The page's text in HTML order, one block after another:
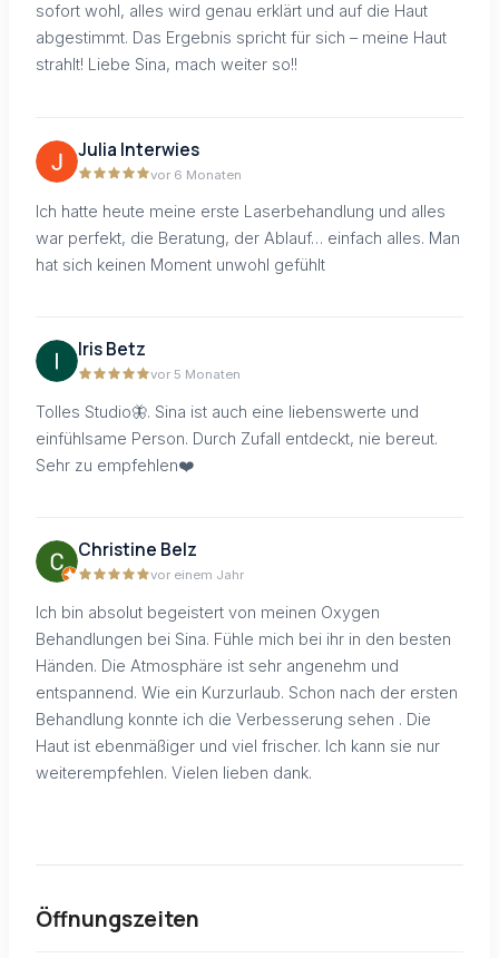
sofort wohl, alles wird genau erklärt und auf die Haut
abgestimmt. Das Ergebnis spricht für sich – meine Haut
strahlt! Liebe Sina, mach weiter so!!
Julia Interwies
vor 6 Monaten
Ich hatte heute meine erste Laserbehandlung und alles
war perfekt, die Beratung, der Ablauf… einfach alles. Man
hat sich keinen Moment unwohl gefühlt
Iris Betz
vor 5 Monaten
Tolles Studio🦋. Sina ist auch eine liebenswerte und
einfühlsame Person. Durch Zufall entdeckt, nie bereut.
Sehr zu empfehlen❤️
Christine Belz
vor einem Jahr
Ich bin absolut begeistert von meinen Oxygen
Behandlungen bei Sina. Fühle mich bei ihr in den besten
Händen. Die Atmosphäre ist sehr angenehm und
entspannend. Wie ein Kurzurlaub. Schon nach der ersten
Behandlung konnte ich die Verbesserung sehen . Die
Haut ist ebenmäßiger und viel frischer. Ich kann sie nur
weiterempfehlen. Vielen lieben dank.
Öffnungszeiten